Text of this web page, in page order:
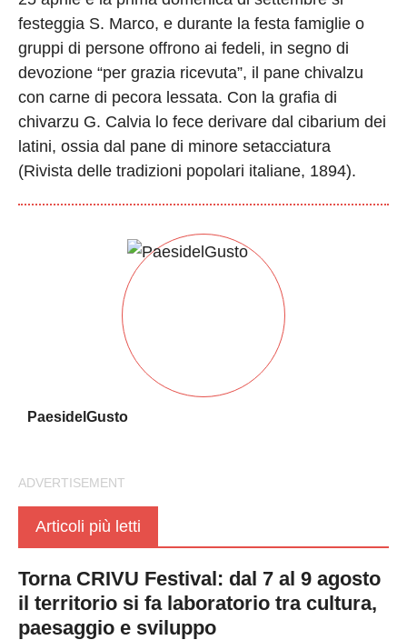
festeggia S. Marco, e durante la festa famiglie o
gruppi di persone offrono ai fedeli, in segno di
devozione “per grazia ricevuta”, il pane chivalzu
con carne di pecora lessata. Con la grafia di
chivarzu G. Calvia lo fece derivare dal cibarium dei
latini, ossia dal pane di minore setacciatura
(Rivista delle tradizioni popolari italiane, 1894).
PaesidelGusto
Articoli più letti
Torna CRIVU Festival: dal 7 al 9 agosto
il territorio si fa laboratorio tra cultura,
paesaggio e sviluppo